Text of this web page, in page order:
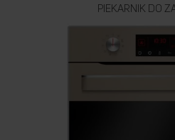
PIEKARNIK DO